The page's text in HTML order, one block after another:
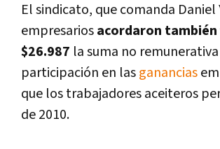
El sindicato, que comanda Daniel
empresariosacordaron
$26.987 la suma no
participación en lasganancias
que los trabajadores aceiteros
de 2010.